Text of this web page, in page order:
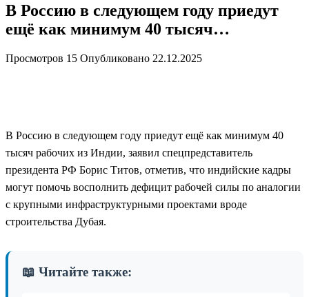
В Россию в следующем году приедут
ещё как минимум 40 тысяч…
Просмотров 15 Опубликовано 22.12.2025
В Россию в следующем году приедут ещё как минимум 40
тысяч рабочих из Индии, заявил спецпредставитель
президента РФ Борис Титов, отметив, что индийские кадры
могут помочь восполнить дефицит рабочей силы по аналогии
с крупными инфраструктурными проектами вроде
строительства Дубая.
📖 Читайте также: